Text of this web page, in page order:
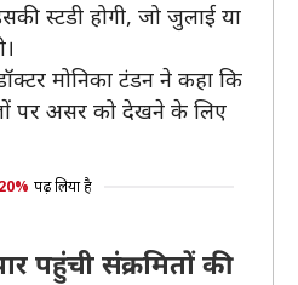
स्टडी होगी, जो जुलाई या
मोनिका टंडन ने कहा कि
पर असर को देखने के लिए
20% पढ़ लिया है
पहुंची संक्रमितों की